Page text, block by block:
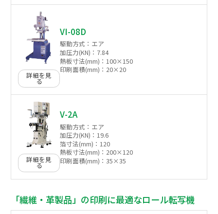
詳細を見
る
VI-08D
駆動方式： エア
加圧力(KN)： 7.84
熱板寸法(mm)： 100×150
印刷面積(mm)： 20×20
詳細を見
る
V-2A
駆動方式： エア
加圧力(KN)：19.6
箔寸法(mm)：120
熱板寸法(mm)： 200×120
印刷面積(mm)：35×35
「繊維・革製品」の印刷に最適なロール転写機